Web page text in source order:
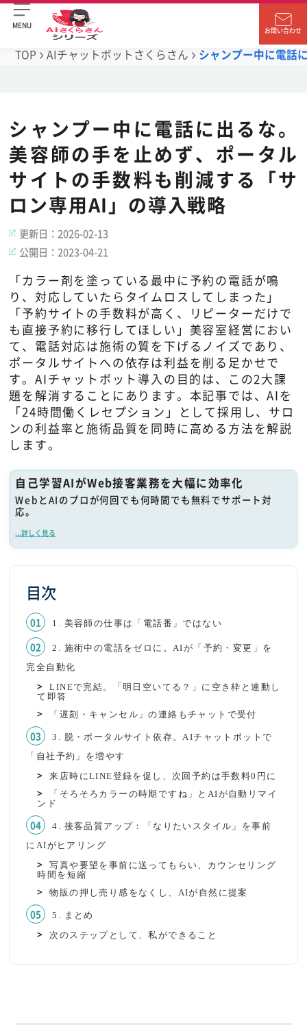
MENU
お問い合わせ
TOP AIチャットボットさくらさん シャンプー中に電話
シャンプー中に電話に出るな。
美容師の手を止めず、ポータル
サイトの手数料も削減する「サ
ロン専用AI」の導入戦略
更新日：2026-02-13
公開日：2023-04-21
「カラー剤を塗っている最中に予約の電話が鳴
り、対応していたらタイムロスしてしまった」
「予約サイトの手数料が高く、リピーターだけで
も直接予約に移行してほしい」美容室経営におい
て、電話対応は施術の質を下げるノイズであり、
ポータルサイトへの依存は利益を削る足かせで
す。AIチャットボット導入の目的は、この2大課
題を解消することにあります。本記事では、AIを
「24時間働くレセプション」として採用し、サロ
ンの利益率と施術品質を同時に高める方法を解説
します。
自己学習AIがWeb接客業務を大幅に効率化
WebとAIのプロが何回でも何時間でも無料でサポート対
応。
...詳しく見る
目次
1. 美容師の仕事は「電話番」ではない
2. 施術中の電話をゼロに。AIが「予約・変更」を
完全自動化
LINEで完結。「明日空いてる？」に空き枠と連動し
て即答
「遅刻・キャンセル」の連絡もチャットで受付
3. 脱・ポータルサイト依存。AIチャットボットで
「自社予約」を増やす
来店時にLINE登録を促し、次回予約は手数料0円に
「そろそろカラーの時期ですね」とAIが自動リマイ
ンド
4. 接客品質アップ：「なりたいスタイル」を事前
にAIがヒアリング
写真や要望を事前に送ってもらい、カウンセリング
時間を短縮
物販の押し売り感をなくし、AIが自然に提案
5. まとめ
次のステップとして、私ができること